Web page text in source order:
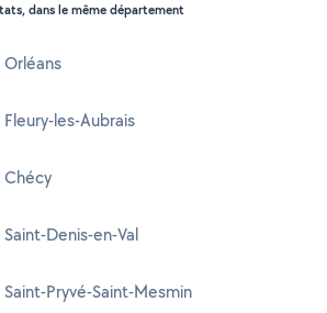
dans le même département
Orléans
les-Aubrais
Chécy
Denis-en-Val
Saint-Pryvé-Saint-Mesmin